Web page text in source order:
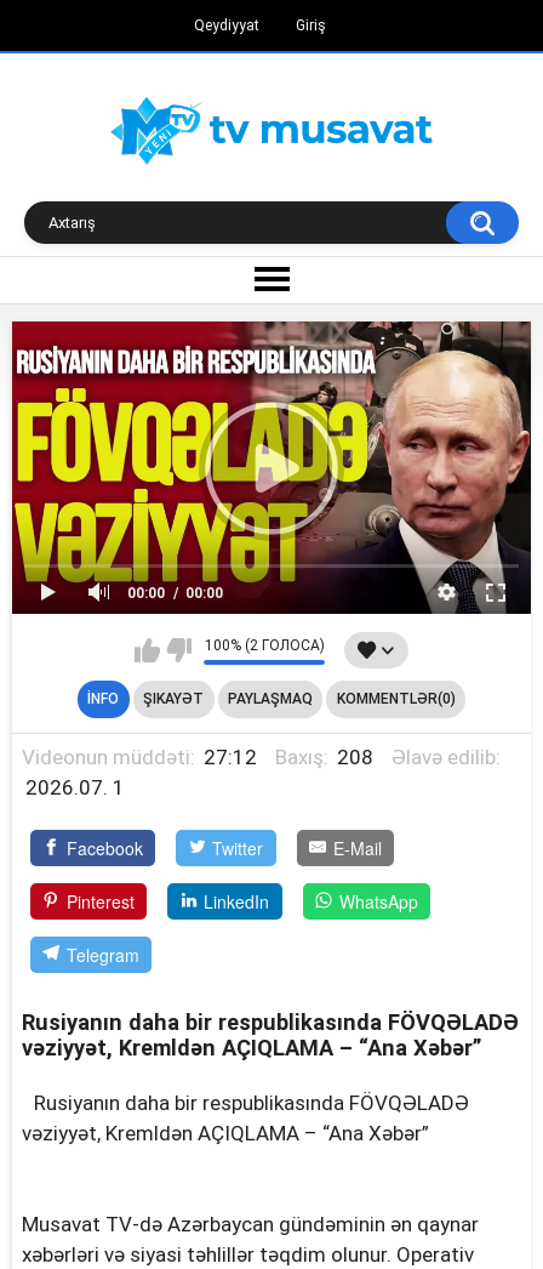
Qeydiyyat Giriş
00:00 00:00
100% (2 ГОЛОСА)
İNFO ŞIKAYƏT PAYLAŞMAQ KOMMENTLƏR(0)
Videonun müddəti: 27:12 Baxış: 208
Əlavə edilib:
2026.07. 1
Facebook Twitter E-Mail
Pinterest LinkedIn WhatsApp
Telegram
Rusiyanın daha bir respublikasında FÖVQƏLADƏ
vəziyyət, Kremldən AÇIQLAMA – “Ana Xəbər”
Rusiyanın daha bir respublikasında FÖVQƏLADƏ
vəziyyət, Kremldən AÇIQLAMA – “Ana Xəbər”
Musavat TV-də Azərbaycan gündəminin ən qaynar
xəbərləri və siyasi təhlillər təqdim olunur. Operativ